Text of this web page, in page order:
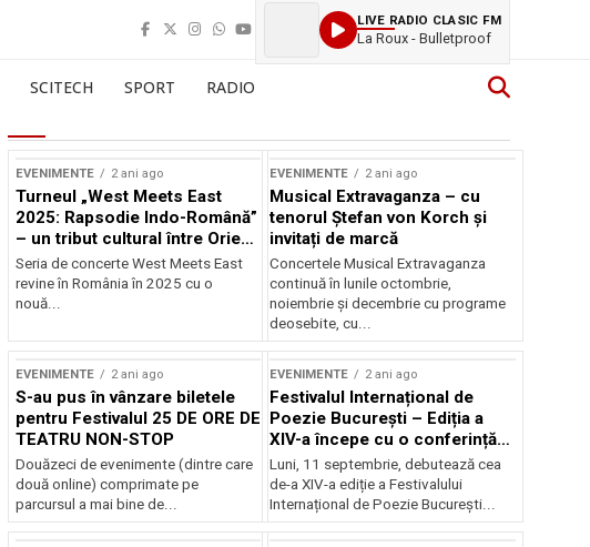
LIVE RADIO CLASIC FM
La Roux - Bulletproof
SCITECH SPORT RADIO
EVENIMENTE 2 ani ago
Turneul „West Meets East
2025: Rapsodie Indo-Română”
– un tribut cultural între Orient
și Occident
Seria de concerte West Meets East
revine în România în 2025 cu o
nouă...
EVENIMENTE 2 ani ago
Musical Extravaganza – cu
tenorul Ștefan von Korch și
invitați de marcă
Concertele Musical Extravaganza
continuă în lunile octombrie,
noiembrie şi decembrie cu programe
deosebite, cu...
EVENIMENTE 2 ani ago
S-au pus în vânzare biletele
pentru Festivalul 25 DE ORE DE
TEATRU NON-STOP
Douăzeci de evenimente (dintre care
două online) comprimate pe
parcursul a mai bine de...
EVENIMENTE 2 ani ago
Festivalul Internațional de
Poezie București – Ediția a
XIV-a începe cu o conferință
despre limba română
susținută de Marco Lucchesi
Luni, 11 septembrie, debutează cea
de-a XIV-a ediție a Festivalului
Internațional de Poezie București...